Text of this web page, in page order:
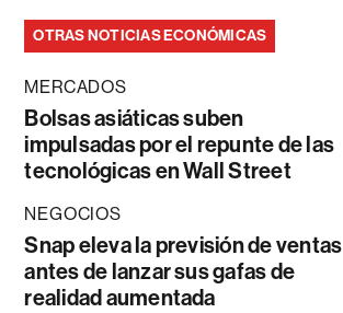
OTRAS NOTICIAS ECONÓMICAS
MERCADOS
Bolsas asiáticas suben
impulsadas por el repunte de las
tecnológicas en Wall Street
NEGOCIOS
Snap eleva la previsión de ventas
antes de lanzar sus gafas de
realidad aumentada